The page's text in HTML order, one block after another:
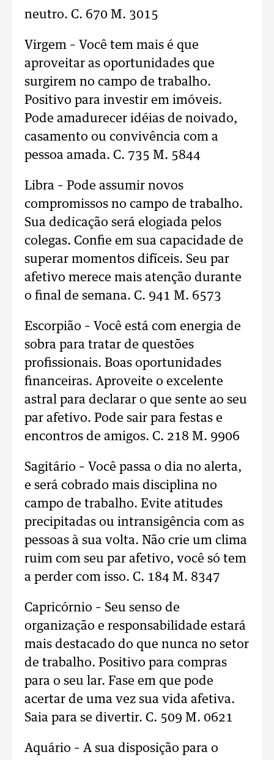
neutro. C. 670 M. 3015
Virgem – Você tem mais é que
aproveitar as oportunidades que
surgirem no campo de trabalho.
Positivo para investir em imóveis.
Pode amadurecer idéias de noivado,
casamento ou convivência com a
pessoa amada. C. 735 M. 5844
Libra – Pode assumir novos
compromissos no campo de trabalho.
Sua dedicação será elogiada pelos
colegas. Confie em sua capacidade de
superar momentos difíceis. Seu par
afetivo merece mais atenção durante
o final de semana. C. 941 M. 6573
Escorpião – Você está com energia de
sobra para tratar de questões
profissionais. Boas oportunidades
financeiras. Aproveite o excelente
astral para declarar o que sente ao seu
par afetivo. Pode sair para festas e
encontros de amigos. C. 218 M. 9906
Sagitário – Você passa o dia no alerta,
e será cobrado mais disciplina no
campo de trabalho. Evite atitudes
precipitadas ou intransigência com as
pessoas à sua volta. Não crie um clima
ruim com seu par afetivo, você só tem
a perder com isso. C. 184 M. 8347
Capricórnio – Seu senso de
organização e responsabilidade estará
mais destacado do que nunca no setor
de trabalho. Positivo para compras
para o seu lar. Fase em que pode
acertar de uma vez sua vida afetiva.
Saia para se divertir. C. 509 M. 0621
Aquário – A sua disposição para o